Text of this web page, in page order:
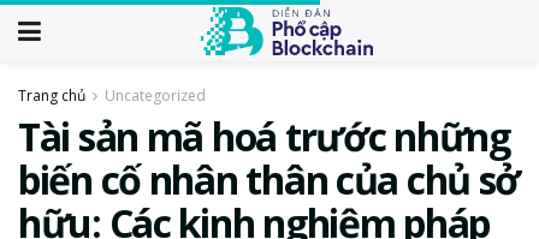
Trang chủ Uncategorized
Tài sản mã hoá trước những
biến cố nhân thân của chủ sở
hữu: Các kinh nghiệm pháp